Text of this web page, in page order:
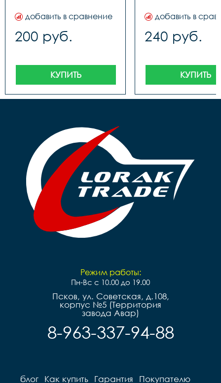
добавить в сравнение
200 руб.
КУПИТЬ
добавить в
240 руб.
КУПИТЬ
Режим работы:
Пн-Вс с 10.00 до 19.00
Псков, ул. Советская, д.108,
корпус №5 (Территория
завода Авар)
8-963-337-94-88
блог Как купить Гарантия Покупателю